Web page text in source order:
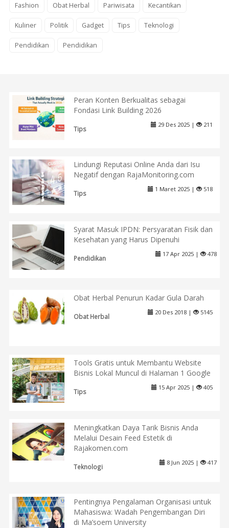
Fashion Obat Herbal Pariwisata Kecantikan
Kuliner Politik Gadget Tips Teknologi
Pendidikan Pendidikan
Peran Konten Berkualitas sebagai
Fondasi Link Building 2026
Tips
29 Des 2025 | 211
Lindungi Reputasi Online Anda dari Isu
Negatif dengan RajaMonitoring.com
Tips
1 Maret 2025 | 518
Syarat Masuk IPDN: Persyaratan Fisik dan
Kesehatan yang Harus Dipenuhi
Pendidikan
17 Apr 2025 | 478
Obat Herbal Penurun Kadar Gula Darah
Obat Herbal
20 Des 2018 | 5145
Tools Gratis untuk Membantu Website
Bisnis Lokal Muncul di Halaman 1 Google
Tips
15 Apr 2025 | 405
Meningkatkan Daya Tarik Bisnis Anda
Melalui Desain Feed Estetik di
Rajakomen.com
Teknologi
8 Jun 2025 | 417
Pentingnya Pengalaman Organisasi untuk
Mahasiswa: Wadah Pengembangan Diri
di Ma’soem University